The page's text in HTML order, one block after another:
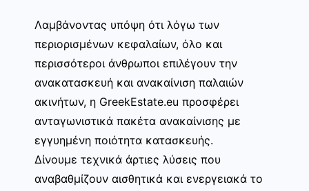
Λαμβάνοντας υπόψη ότι λόγω των
περιορισμένων κεφαλαίων, όλο και
περισσότεροι άνθρωποι επιλέγουν την
ανακατασκευή και ανακαίνιση παλαιών
ακινήτων, η GreekEstate.eu προσφέρει
ανταγωνιστικά πακέτα ανακαίνισης με
εγγυημένη ποιότητα κατασκευής.
Δίνουμε τεχνικά άρτιες λύσεις που
αναβαθμίζουν αισθητικά και ενεργειακά το